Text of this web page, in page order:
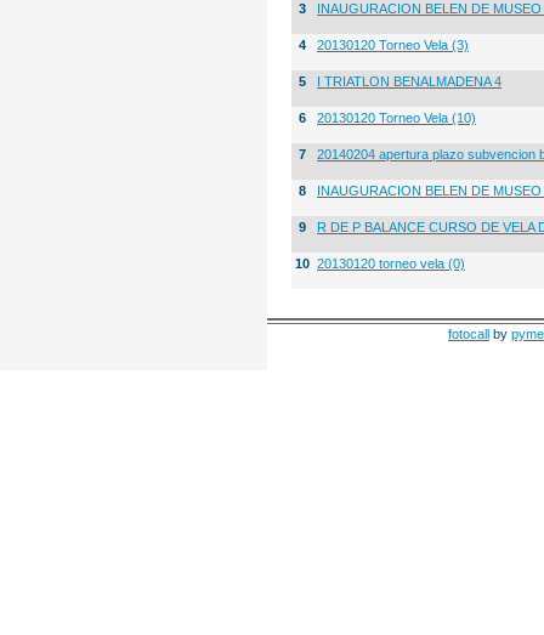
3 INAUGURACION BELEN DE
4 20130120 Torneo Vela (3)
5 I TRIATLON BENALMADENA 4
6 20130120 Torneo Vela (10)
7 20140204 apertura plazo subvencion
8 INAUGURACION BELEN DE
9 R DE P BALANCE CURSO DE VELA
10 20130120 torneo vela (0)
fotocall by